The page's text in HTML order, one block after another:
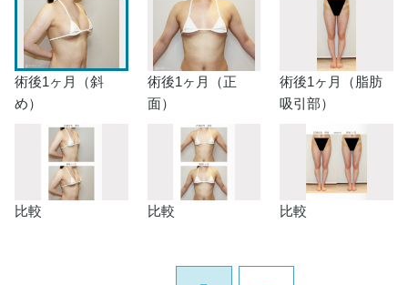
術後1ヶ月（斜
め）
術後1ヶ月（正
面）
術後1ヶ月（脂肪
吸引部）
比較 比較 比較